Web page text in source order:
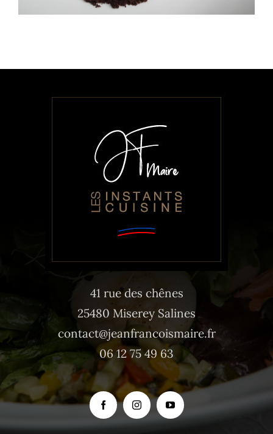
41 rue des chênes
25480 Miserey Salines
contact@jeanfrancoismaire.fr
06 12 75 49 63